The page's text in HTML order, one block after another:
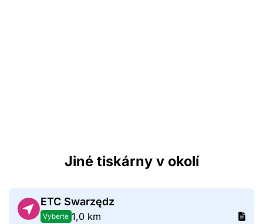
Jiné tiskárny v okolí
ETC Swarzędz
Vyberte 1,0 km